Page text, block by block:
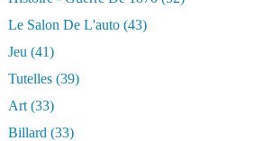
Le Salon De L'auto (43)
Jeu (41)
Tutelles (39)
Art (33)
Billard (33)